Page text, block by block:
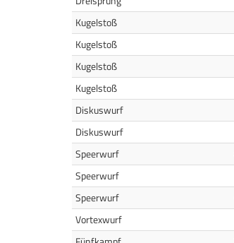
Kugelstoß
Kugelstoß
Kugelstoß
Kugelstoß
Diskuswurf
Diskuswurf
Speerwurf
Speerwurf
Speerwurf
Vortexwurf